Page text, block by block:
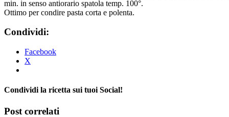
min. in senso antiorario spatola temp. 100°.
Ottimo per condire pasta corta e polenta.
Condividi:
Facebook
X
Condividi la ricetta sui tuoi Social!
Facebook
X
Tumblr
Pinterest
Post correlati